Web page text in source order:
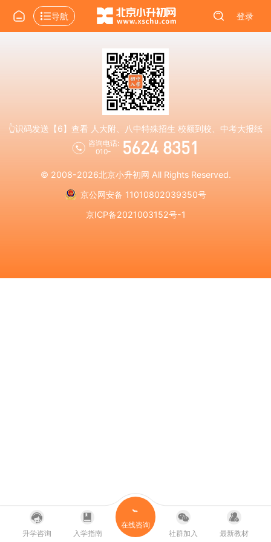
导航 登录
👆识码发送【6】查看 人大附、八中特殊招生 校额到校、中考大报纸
咨询电话:
010-
5624 8351
© 2008-2026北京小升初网 All Rights Reserved.
京公网安备 11010802039350号
京ICP备2021003152号-1
升学咨询 入学指南
在线咨询
社群加入
最新教材